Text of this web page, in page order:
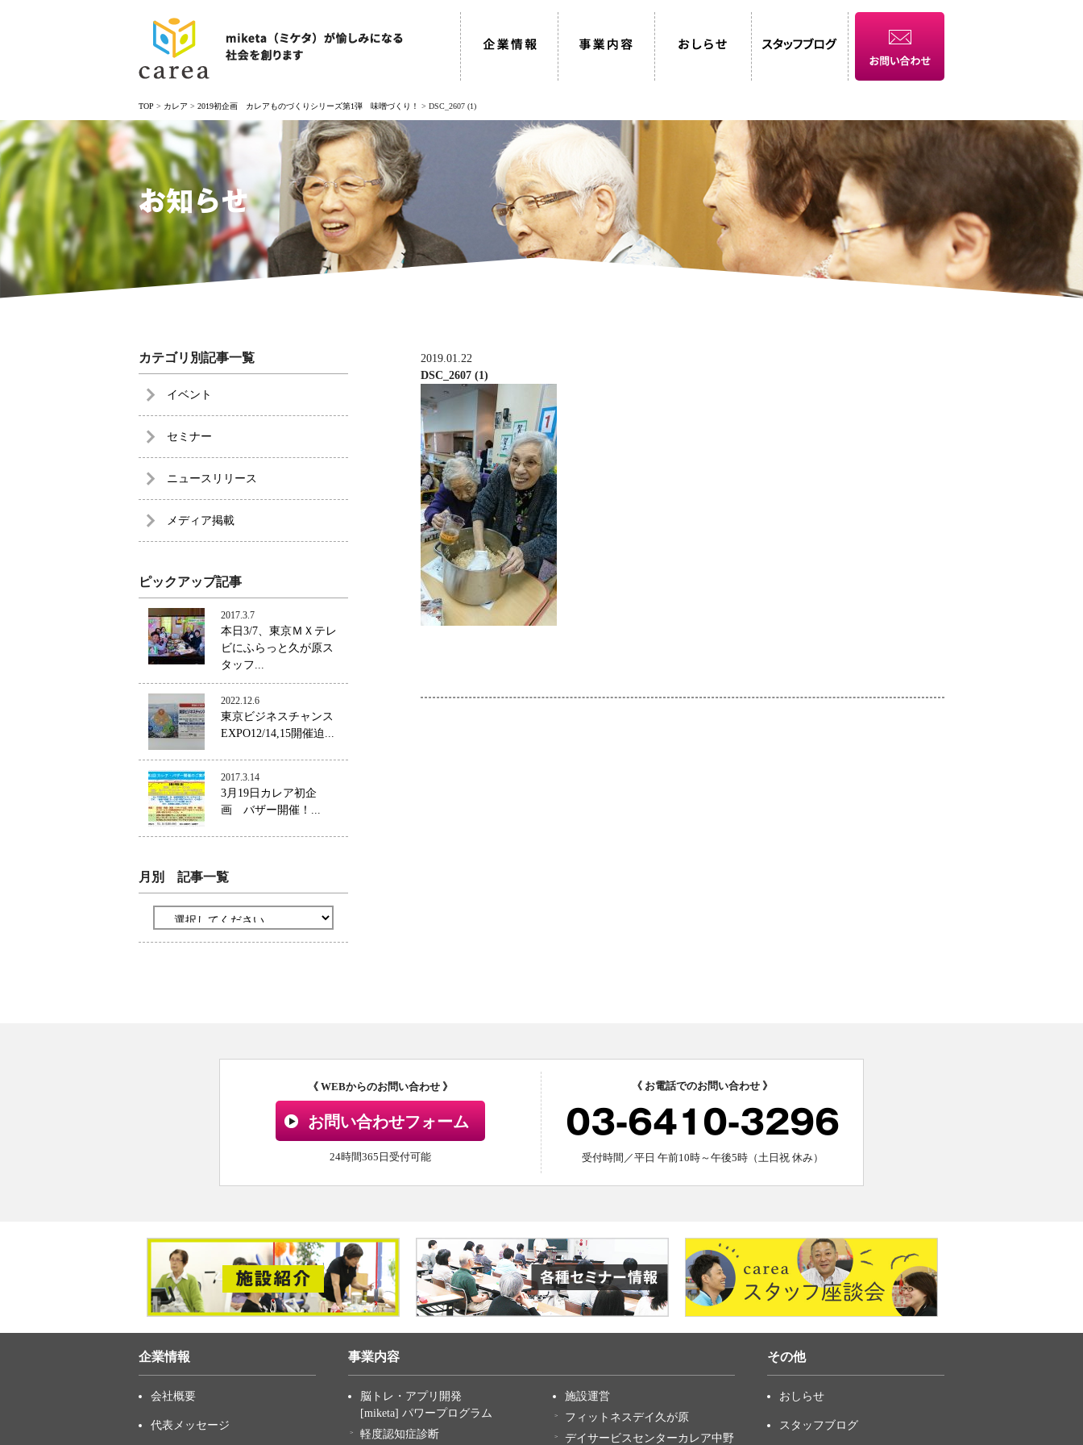
TOP > カレア > 2019初企画 カレアものづくりシリーズ第1弾 味噌づくり！ > DSC_2607 (1)
お知らせ
2019.01.22
DSC_2607 (1)
カテゴリ別記事一覧
イベント
セミナー
ニュースリリース
メディア掲載
ピックアップ記事
2017.3.7
本日3/7、東京ＭＸテレ
ビにふらっと久が原ス
タッフ...
2022.12.6
東京ビジネスチャンス
EXPO12/14,15開催迫...
2017.3.14
3月19日カレア初企
画 バザー開催！...
月別 記事一覧
《 WEBからのお問い合わせ 》
お問い合わせフォーム
24時間365日受付可能
《 お電話でのお問い合わせ 》
03-6410-3296
受付時間／平日 午前10時～午後5時（土日祝 休み）
企業情報
会社概要
代表メッセージ
事業内容
脳トレ・アプリ開発
[miketa] パワープログラム
軽度認知症診断
施設運営
フィットネスデイ久が原
デイサービスセンターカレア中野
その他
おしらせ
スタッフブログ